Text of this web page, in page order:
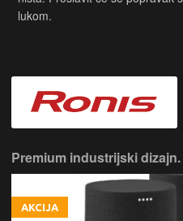
lukom.
Premium industrijski dizajn.
AKCIJA